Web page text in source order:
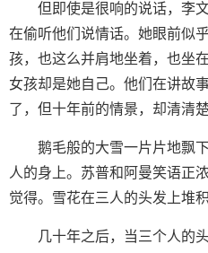
但即使是很响的说话，李
在偷听他们说情话。她眼前似
孩，也这么并肩地坐着，也坐
女孩却是她自己。他们在讲故
了，但十年前的情景，却清
鹅毛般的大雪一片片地飘
人的身上。苏普和阿曼笑语正
觉得。雪花在三人的头发上堆
几十年之后，当三个人的